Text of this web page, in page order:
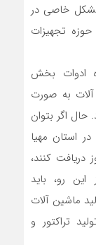
خاصی در
تجهیزات
ادوات بخش
به صورت
حال اگر بتوان
استان مهیا
دریافت کنند،
رو، باید
ماشین آلات
تراکتور و